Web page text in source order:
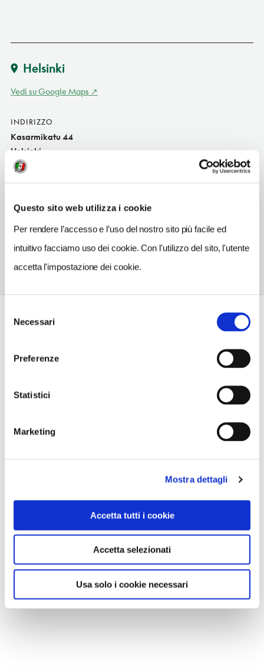
Questo sito web utilizza i cookie
Per rendere l’accesso e l’uso del nostro sito più facile ed
intuitivo facciamo uso dei cookie. Con l'utilizzo del sito, l'utente
accetta l'impostazione dei cookie.
delNecessari
Preferenze
Statistici
Marketing
Mostra dettagli
Accetta tutti i cookie
Accetta selezionati
Usa solo i cookie necessari
Helsinki
Vedi su Google Maps
INDIRIZZO
Kasarmikatu 44
Helsinki
SITO WEB
TELEFONO
09665565